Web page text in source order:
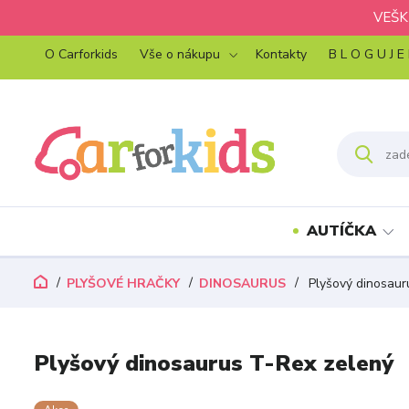
O Carforkids Vše o nákupu Kontakty B L O G U J E
AUTÍČKA
PLYŠOVÉ HRAČKY DINOSAURUS Plyšový
Plyšový dinosaurus T-Rex zelený